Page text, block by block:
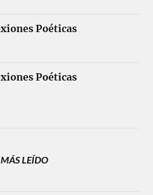
Poéticas
Poéticas
LEÍDO